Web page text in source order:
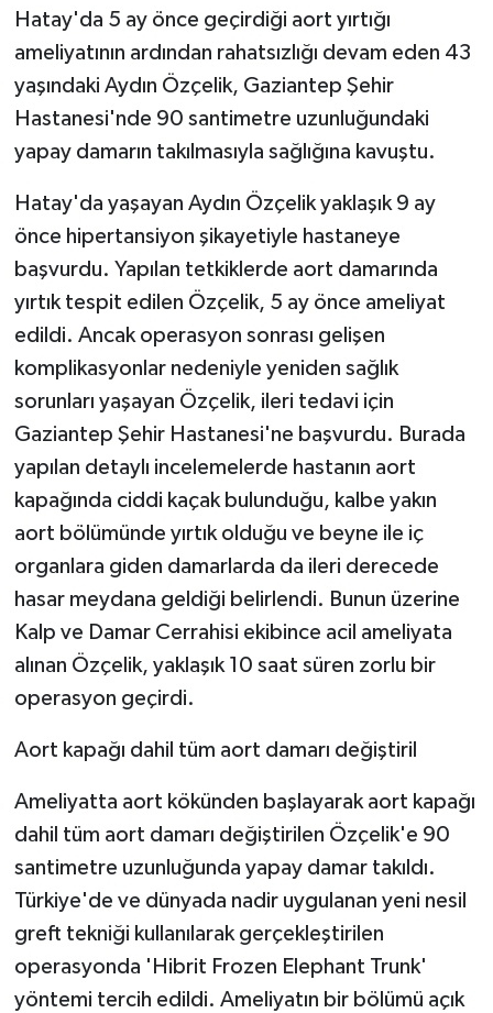
Hatay'da 5 ay önce geçirdiği aort yırtığı
ameliyatının ardından rahatsızlığı devam eden 43
yaşındaki Aydın Özçelik, Gaziantep Şehir
Hastanesi'nde 90 santimetre uzunluğundaki
yapay damarın takılmasıyla sağlığına kavuştu.
Hatay'da yaşayan Aydın Özçelik yaklaşık 9 ay
önce hipertansiyon şikayetiyle hastaneye
başvurdu. Yapılan tetkiklerde aort damarında
yırtık tespit edilen Özçelik, 5 ay önce ameliyat
edildi. Ancak operasyon sonrası gelişen
komplikasyonlar nedeniyle yeniden sağlık
sorunları yaşayan Özçelik, ileri tedavi için
Gaziantep Şehir Hastanesi'ne başvurdu. Burada
yapılan detaylı incelemelerde hastanın aort
kapağında ciddi kaçak bulunduğu, kalbe yakın
aort bölümünde yırtık olduğu ve beyne ile iç
organlara giden damarlarda da ileri derecede
hasar meydana geldiği belirlendi. Bunun üzerine
Kalp ve Damar Cerrahisi ekibince acil ameliyata
alınan Özçelik, yaklaşık 10 saat süren zorlu bir
operasyon geçirdi.
Aort kapağı dahil tüm aort damarı değiştiril
Ameliyatta aort kökünden başlayarak aort kapağı
dahil tüm aort damarı değiştirilen Özçelik'e 90
santimetre uzunluğunda yapay damar takıldı.
Türkiye'de ve dünyada nadir uygulanan yeni nesil
greft tekniği kullanılarak gerçekleştirilen
operasyonda 'Hibrit Frozen Elephant Trunk'
yöntemi tercih edildi. Ameliyatın bir bölümü açık
GÜNDEM
Güvenlik
HABERDE İNSAN
İNSAN
İş Dünyası
Jandarma
Kadın
KÜLTÜR SANAT
MAGAZİN
POLİTİKA
Sağlık
SİYASET
TEKNOLOJİ
ÜLKE GÜNDEMİ
YAŞAM